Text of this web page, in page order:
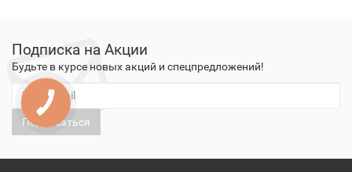
Подписка на Акции
Будьте в курсе новых акций и спецпредложений!
Подписаться
КНОПКА
ЗВ'ЯЗКУ